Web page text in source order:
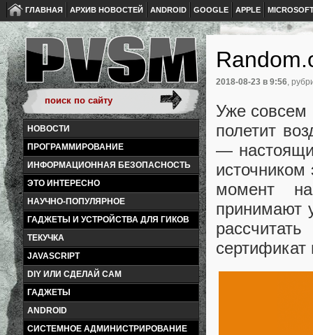
ГЛАВНАЯ АРХИВ НОВОСТЕЙ ANDROID GOOGLE APPLE
НОВОСТИ
ПРОГРАММИРОВАНИЕ
ИНФОРМАЦИОННАЯ БЕЗОПАСНОСТЬ
ЭТО ИНТЕРЕСНО
НАУЧНО-ПОПУЛЯРНОЕ
ГАДЖЕТЫ И УСТРОЙСТВА ДЛЯ ГИКОВ
ТЕКУЧКА
JAVASCRIPT
DIY ИЛИ СДЕЛАЙ САМ
ГАДЖЕТЫ
ANDROID
СИСТЕМНОЕ АДМИНИСТРИРОВАНИЕ
2018-08-23 в 9:56,
Уже совсем
полетит
—
момент
принимают
сертификат